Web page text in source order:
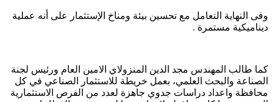
وفى النهاية التعامل مع تحسين بيئة ومناخ الإستثمار على أنه عملية
ديناميكية مستمرة .
كما طالب المهندس مجد الدين المنزولاي الامين العام ورئيس لجنة
الصناعة والبحث العلمي، بعمل خريطة للاستثمار الصناعي في كل
محافظة واعداد دراسات جدوي جاهزة لعدد من الفرص الاستثمارية